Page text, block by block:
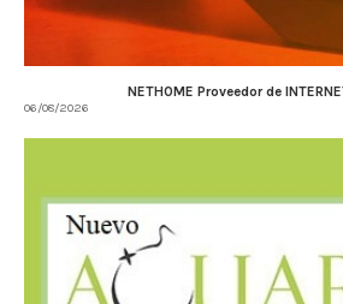
NETHOME Proveedor de
06/08/2026